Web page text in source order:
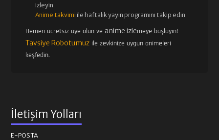
izleyin
Anime takvimi ile haftalık yayın programını takip edin
Hemen ücretsiz üye olun ve anime izlemeye başlayın!
Tavsiye Robotumuz ile zevkinize uygun animeleri
keşfedin.
İletişim Yolları
E-POSTA